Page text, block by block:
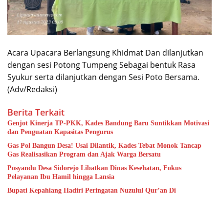
Acara Upacara Berlangsung Khidmat Dan dilanjutkan
dengan sesi Potong Tumpeng Sebagai bentuk Rasa
Syukur serta dilanjutkan dengan Sesi Poto Bersama.
(Adv/Redaksi)
Berita Terkait
Genjot Kinerja TP-PKK, Kades Bandung Baru Suntikkan Motivasi
dan Penguatan Kapasitas Pengurus
Gas Pol Bangun Desa! Usai Dilantik, Kades Tebat Monok Tancap
Gas Realisasikan Program dan Ajak Warga Bersatu
Posyandu Desa Sidorejo Libatkan Dinas Kesehatan, Fokus
Pelayanan Ibu Hamil hingga Lansia
Bupati Kepahiang Hadiri Peringatan Nuzulul Qur’an Di